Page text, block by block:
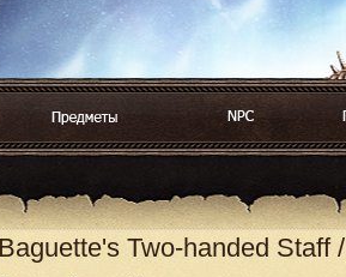
Baguette's Two-handed Staff